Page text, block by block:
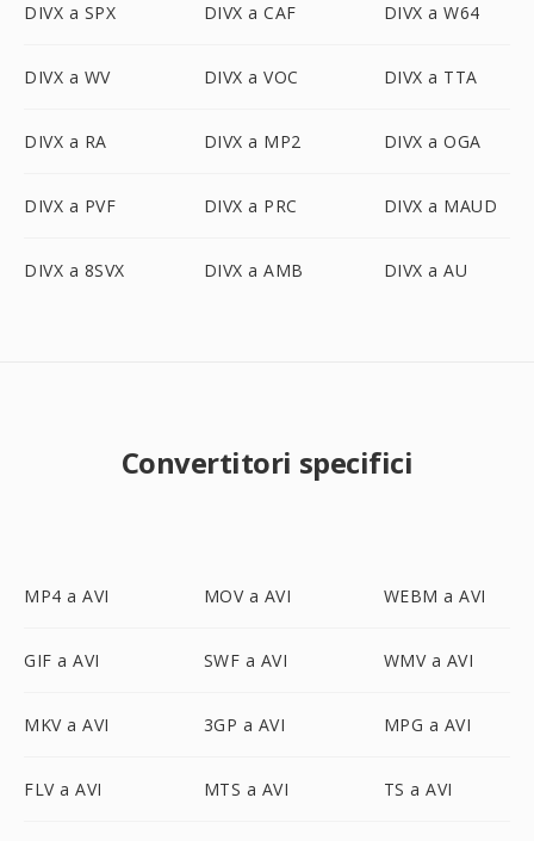
DIVX a SPX DIVX a CAF DIVX a W64
DIVX a WV DIVX a VOC DIVX a TTA
DIVX a RA DIVX a MP2 DIVX a OGA
DIVX a PVF DIVX a PRC DIVX a MAUD
DIVX a 8SVX DIVX a AMB DIVX a AU
Convertitori specifici
MP4 a AVI MOV a AVI WEBM a AVI
GIF a AVI SWF a AVI WMV a AVI
MKV a AVI 3GP a AVI MPG a AVI
FLV a AVI MTS a AVI TS a AVI